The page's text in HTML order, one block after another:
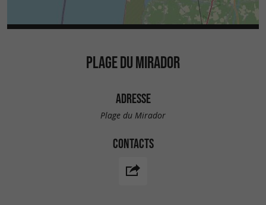
PLAGE DU MIRADOR
ADRESSE
Plage du Mirador
CONTACTS